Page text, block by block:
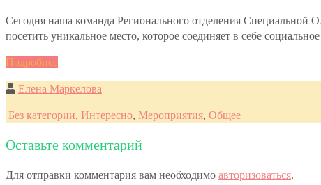
Сегодня наша команда Регионального отделения
посетить уникальное место, которое соединяет в себе
Подробнее
Елена Маркелова
Без категории, Интересно, Мероприятия, Общее
Оставьте комментарий
Для отправки комментария вам необходимо авторизоваться.